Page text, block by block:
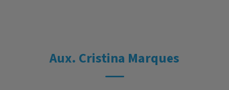
Aux. Cristina Marques